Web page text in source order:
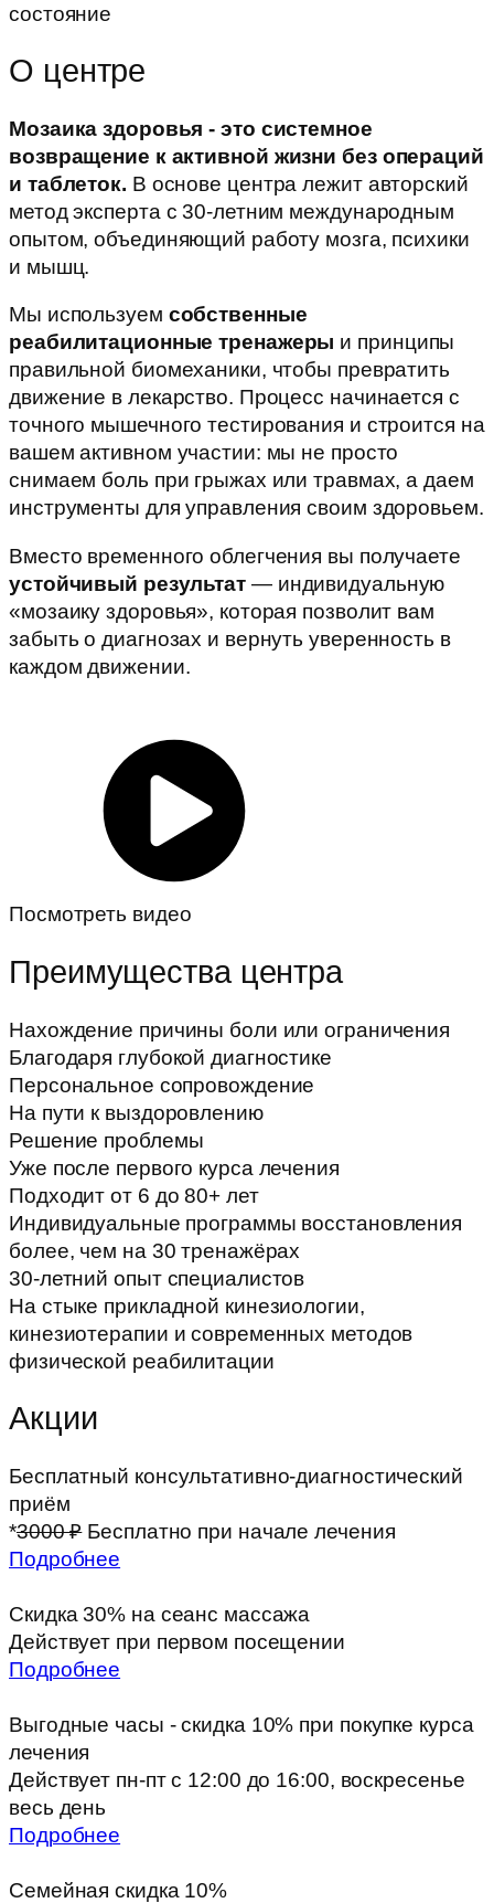
состояние
О центре
Мозаика здоровья - это системное
возвращение к активной жизни без операций
и таблеток. В основе центра лежит авторский
метод эксперта с 30-летним международным
опытом, объединяющий работу мозга, психики
и мышц.
Мы используем собственные
реабилитационные тренажеры и принципы
правильной биомеханики, чтобы превратить
движение в лекарство. Процесс начинается с
точного мышечного тестирования и строится на
вашем активном участии: мы не просто
снимаем боль при грыжах или травмах, а даем
инструменты для управления своим здоровьем.
Вместо временного облегчения вы получаете
устойчивый результат — индивидуальную
«мозаику здоровья», которая позволит вам
забыть о диагнозах и вернуть уверенность в
каждом движении.
Посмотреть видео
Преимущества центра
Нахождение причины боли или ограничения
Благодаря глубокой диагностике
Персональное сопровождение
На пути к выздоровлению
Решение проблемы
Уже после первого курса лечения
Подходит от 6 до 80+ лет
Индивидуальные программы восстановления
более, чем на 30 тренажёрах
30-летний опыт специалистов
На стыке прикладной кинезиологии,
кинезиотерапии и современных методов
физической реабилитации
Акции
Бесплатный консультативно-диагностический
приём
*3000 ₽Бесплатно при начале лечения
Подробнее
Скидка 30% на сеанс массажа
Действует при первом посещении
Подробнее
Выгодные часы - скидка 10% при покупке курса
лечения
Действует пн-пт с 12:00 до 16:00, воскресенье
весь день
Подробнее
Семейная скидка 10%